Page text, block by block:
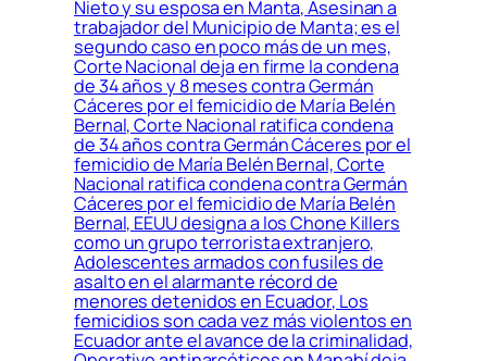
Nieto y su esposa en Manta, Asesinan a
trabajador del Municipio de Manta; es el
segundo caso en poco más de un mes,
Corte Nacional deja en firme la condena
de 34 años y 8 meses contra Germán
Cáceres por el femicidio de María Belén
Bernal, Corte Nacional ratifica condena
de 34 años contra Germán Cáceres por el
femicidio de María Belén Bernal, Corte
Nacional ratifica condena contra Germán
Cáceres por el femicidio de María Belén
Bernal, EEUU designa a los Chone Killers
como un grupo terrorista extranjero,
Adolescentes armados con fusiles de
asalto en el alarmante récord de
menores detenidos en Ecuador, Los
femicidios son cada vez más violentos en
Ecuador ante el avance de la criminalidad,